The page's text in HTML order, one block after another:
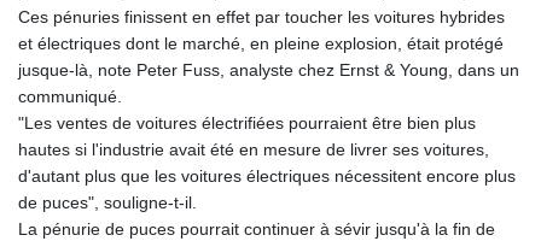
Ces pénuries finissent en effet par toucher les voitures hybrides
et électriques dont le marché, en pleine explosion, était protégé
jusque-là, note Peter Fuss, analyste chez Ernst & Young, dans un
communiqué.
"Les ventes de voitures électrifiées pourraient être bien plus
hautes si l'industrie avait été en mesure de livrer ses voitures,
d'autant plus que les voitures électriques nécessitent encore plus
de puces", souligne-t-il.
La pénurie de puces pourrait continuer à sévir jusqu'à la fin de